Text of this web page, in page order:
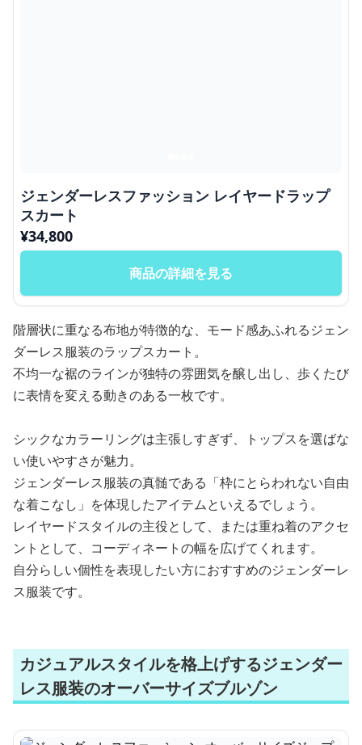
ジェンダーレスファッション レイヤードラップ
スカート
¥34,800
商品の詳細を見る
階層状に重なる布地が特徴的な、モード感あふれるジェン
ダーレス服装のラップスカート。
不均一な裾のラインが独特の雰囲気を醸し出し、歩くたび
に表情を変える動きのある一枚です。
シックなカラーリングは主張しすぎず、トップスを選ばな
い使いやすさが魅力。
ジェンダーレス服装の真髄である「枠にとらわれない自由
な着こなし」を体現したアイテムといえるでしょう。
レイヤードスタイルの主役として、または重ね着のアクセ
ントとして、コーディネートの幅を広げてくれます。
自分らしい個性を表現したい方におすすめのジェンダーレ
ス服装です。
カジュアルスタイルを格上げするジェンダー
レス服装のオーバーサイズブルゾン